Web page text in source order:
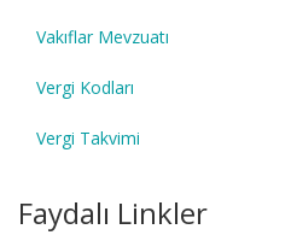
Vakıflar Mevzuatı
Vergi Kodları
Vergi Takvimi
Faydalı Linkler